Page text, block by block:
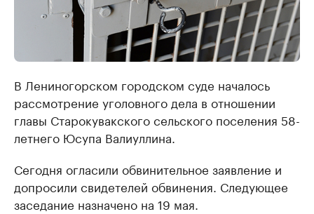
В Лениногорском городском суде началось
рассмотрение уголовного дела в отношении
главы Старокувакского сельского поселения 58-
летнего Юсупа Валиуллина.
Сегодня огласили обвинительное заявление и
допросили свидетелей обвинения. Следующее
заседание назначено на 19 мая.